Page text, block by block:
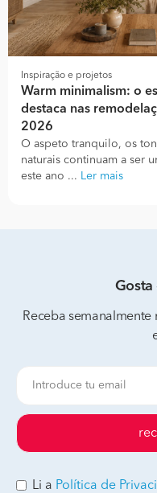
Inspiração e projetos
Warm minimalism: o
destaca nas
2026
O aspeto tranquilo, os
naturais continuam a ser
este ano ... Ler mais
Gosta
Receba
Li a Política de